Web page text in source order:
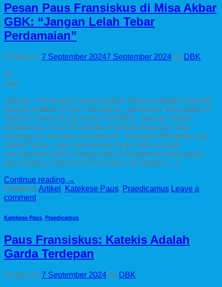
Pesan Paus Fransiskus di Misa Akbar
GBK: “Jangan Lelah Tebar
Perdamaian”
Posted on 7 September 20247 September 2024 by DBK
07
Sep
Jakarta – Pemimpin Gereja Katolik Dunia sekaligus Kepala
Negara Vatikan, Paus Fransiskus, memimpin misa akbar di
Stadion Gelora Bung Karno (SUGBK), Jakarta. Dalam
khotbahnya, Paus Fransiskus kembali berpesan soal
pentingnya menjaga perdamaian. “Dengan dibimbing oleh
sabda Tuhan, saya mendorong Anda semua untuk
menaburkan kasih, dengan penuh keyakinan menempuh
jalan dialog,” kata Paus Fransiskus di Stadion […]
Continue reading →
Posted in Artikel , Katekese Paus, Praedicamus Leave a
comment
Katekese Paus, Praedicamus
Paus Fransiskus: Katekis Adalah
Garda Terdepan
Posted on 7 September 2024 by DBK